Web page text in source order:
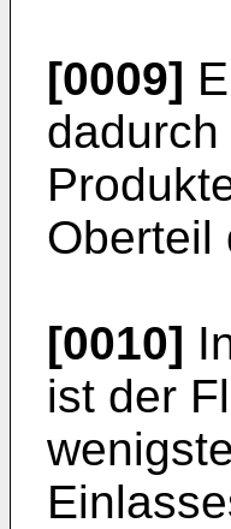
[0009]
Oberteil
[0010]
ist der